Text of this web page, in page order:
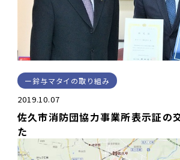
鈴与マタイの取り組み
2019.10.07
佐久市消防団協力事業所表示証の
た